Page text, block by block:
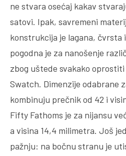
ne stvara osećaj kakav
satovi. Ipak, savremeni
konstrukcija je lagana, čvrsta
pogodna je za nanošenje
zbog uštede svakako
Swatch. Dimenzije odabrane
kombinuju prečnik od 42 i
Fifty Fathoms je za nijansu
a visina 14,4 milimetra. Još
pažnju: na bočnu stranu je